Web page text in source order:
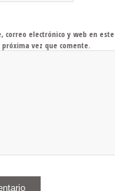
correo electrónico y web en este
vez que comente.